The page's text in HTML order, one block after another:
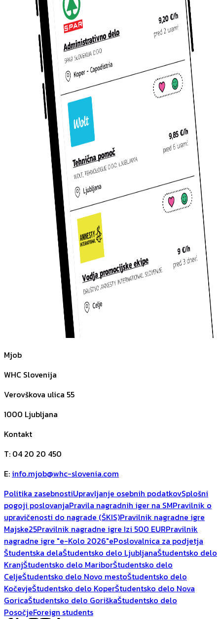
Mjob
WHC Slovenija
Verovškova ulica 55
1000 Ljubljana
Kontakt
T: 04 20 20 450
E: info.mjob@whc-slovenia.com
Politika zasebnostiUpravljanje osebnih podatkovSplošni
pogoji poslovanjaPravila nagradnih iger na SMPravilnik o
upravičenosti do nagrade (ŠKIS)Pravilnik nagradne igre
Majske25Pravilnik nagradne igre Izi 500 EURPravilnik
nagradne igre "e-Kolo 2026"ePoslovalnica za podjetja
Študentska delaŠtudentsko delo LjubljanaŠtudentsko delo
KranjŠtudentsko delo MariborŠtudentsko delo
CeljeŠtudentsko delo Novo mestoŠtudentsko delo
KočevjeŠtudentsko delo KoperŠtudentsko delo Nova
GoricaŠtudentsko delo GoriškaŠtudentsko delo
PosočjeForeign students